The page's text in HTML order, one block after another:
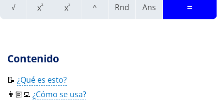
√ x2 x3 ^ Rnd Ans =
Contenido
📝 ¿Qué es esto?
👨🏻‍💻 ¿Cómo se usa?